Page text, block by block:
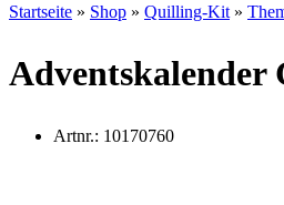
Startseite » Shop » Quilling-Kit »
Adventskalender
Artnr.: 10170760